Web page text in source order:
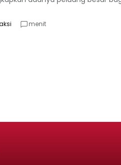
menit